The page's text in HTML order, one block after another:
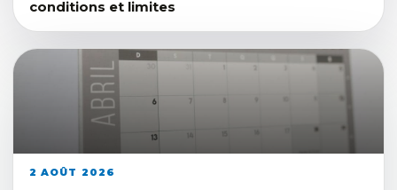
conditions et limites
2 AOÛT 2026